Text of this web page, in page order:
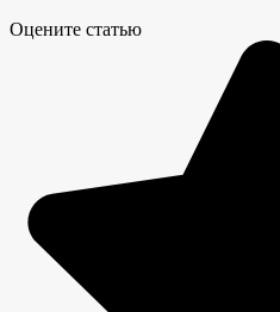
Оцените статью